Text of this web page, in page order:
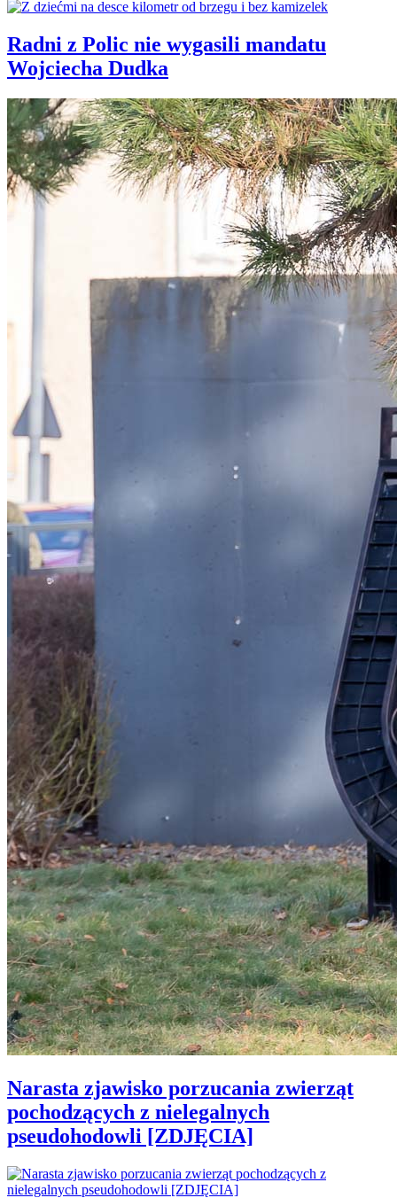
Radni z Polic nie wygasili mandatu
Wojciecha Dudka
Narasta zjawisko porzucania zwierząt
pochodzących z nielegalnych
pseudohodowli [ZDJĘCIA]